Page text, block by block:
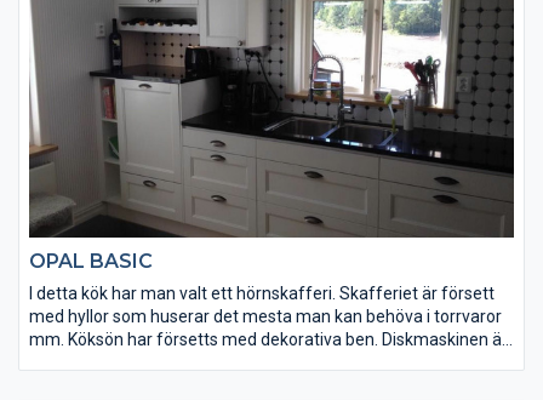
OPAL BASIC
I detta kök har man valt ett hörnskafferi. Skafferiet är försett
med hyllor som huserar det mesta man kan behöva i torrvaror
mm. Köksön har försetts med dekorativa ben. Diskmaskinen är